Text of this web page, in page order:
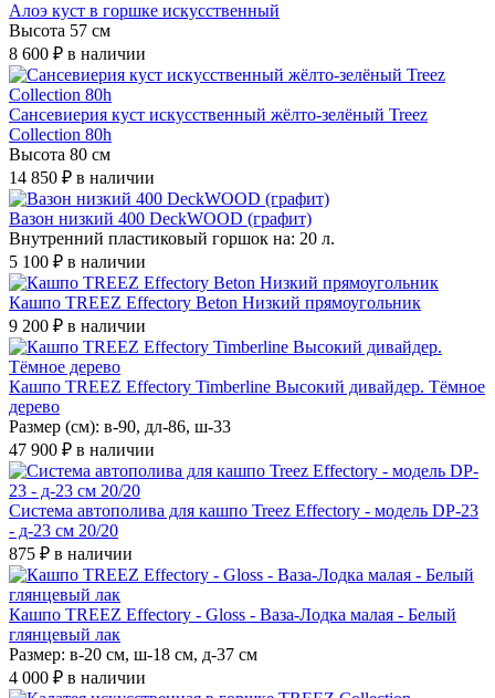
Алоэ куст в горшке искусственный
Высота 57 см
8 600 ₽ в наличии
Сансевиерия куст искусственный жёлто-зелёный Treez
Collection 80h
Высота 80 см
14 850 ₽ в наличии
Вазон низкий 400 DeckWOOD (графит)
Внутренний пластиковый горшок на: 20 л.
5 100 ₽ в наличии
Кашпо TREEZ Effectory Beton Низкий прямоугольник
9 200 ₽ в наличии
Кашпо TREEZ Effectory Timberline Высокий дивайдер. Тёмное
дерево
Размер (см): в-90, дл-86, ш-33
47 900 ₽ в наличии
Система автополива для кашпо Treez Effectory - модель DP-23
- д-23 см 20/20
875 ₽ в наличии
Кашпо TREEZ Effectory - Gloss - Ваза-Лодка малая - Белый
глянцевый лак
Размер: в-20 см, ш-18 см, д-37 см
4 000 ₽ в наличии